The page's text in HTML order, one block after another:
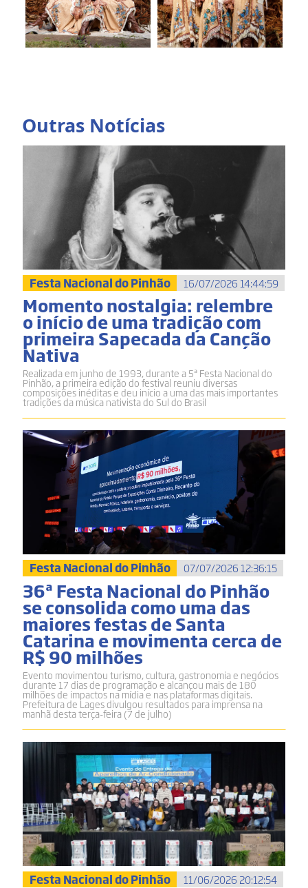
Outras Notícias
Festa Nacional do Pinhão 16/07/2026 14:44:59
Momento nostalgia: relembre
o início de uma tradição com
primeira Sapecada da Canção
Nativa
Realizada em junho de 1993, durante a 5ª Festa Nacional do
Pinhão, a primeira edição do festival reuniu diversas
composições inéditas e deu início a uma das mais importantes
tradições da música nativista do Sul do Brasil
Festa Nacional do Pinhão 07/07/2026 12:36:15
36ª Festa Nacional do Pinhão
se consolida como uma das
maiores festas de Santa
Catarina e movimenta cerca de
R$ 90 milhões
Evento movimentou turismo, cultura, gastronomia e negócios
durante 17 dias de programação e alcançou mais de 180
milhões de impactos na mídia e nas plataformas digitais.
Prefeitura de Lages divulgou resultados para imprensa na
manhã desta terça-feira (7 de julho)
Festa Nacional do Pinhão 11/06/2026 20:12:54